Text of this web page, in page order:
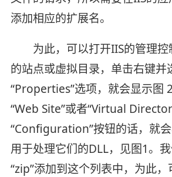
添加相应的扩展名。
为此，可以打开IIS的管理控
的站点或虚拟目录，单击右键并
“Properties”选项，就会显示图
“Web Site”或者“Virtual
“Configuration”按钮的话，就
用于处理它们的DLL，见图1。
“zip”添加到这个列表中，为此